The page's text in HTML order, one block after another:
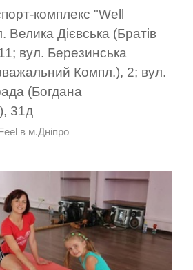
комплекс "Well
Велика Дієвська (Братів
вул. Березинська
Компл.), 2; вул.
(Богдана
31д
в м.Дніпро